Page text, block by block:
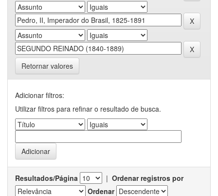
Retornar valores
Adicionar filtros:
Utilizar filtros para refinar o resultado de busca.
Resultados/Página | Ordenar registros por
Ordenar